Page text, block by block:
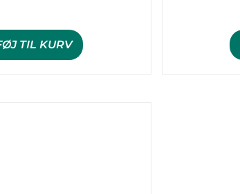
TIL KURV